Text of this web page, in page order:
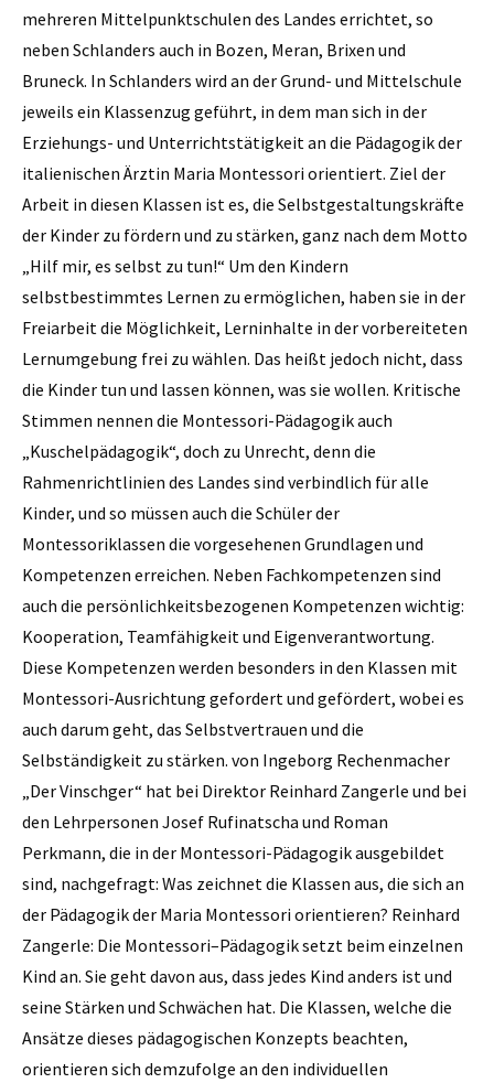
mehreren Mittelpunktschulen des Landes errichtet, so
neben Schlanders auch in Bozen, Meran, Brixen und
Bruneck. In Schlanders wird an der Grund- und Mittelschule
jeweils ein Klassenzug geführt, in dem man sich in der
Erziehungs- und Unterrichtstätigkeit an die Pädagogik der
italienischen Ärztin Maria Montessori orientiert. Ziel der
Arbeit in diesen ­Klassen ist es, die Selbstgestaltungskräfte
der Kinder zu fördern und zu stärken, ganz nach dem Motto
„Hilf mir, es selbst zu tun!“ Um den Kindern
selbstbestimmtes Lernen zu ermöglichen, haben sie in der
Freiarbeit die Möglichkeit, Lerninhalte in der vorbereiteten
Lernumgebung frei zu wählen. Das heißt jedoch nicht, dass
die Kinder tun und lassen können, was sie wollen. Kritische
Stimmen nennen die Montessori-Pädagogik auch
„Kuschelpädagogik“, doch zu Unrecht, denn die
Rahmenrichtlinien des Landes sind verbindlich für alle
Kinder, und so müssen auch die Schüler der
Montessoriklassen die vorgesehenen Grundlagen und
Kompetenzen erreichen. Neben Fachkompetenzen sind
auch die persönlichkeitsbezogenen Kompetenzen wichtig:
Kooperation, Teamfähigkeit und Eigenverantwortung.
Diese Kompetenzen werden besonders in den Klassen mit
Montessori-Ausrichtung gefordert und gefördert, wobei es
auch darum geht, das Selbstvertrauen und die
Selbständigkeit zu stärken. von Ingeborg Rechenmacher
„Der Vinschger“ hat bei Direktor Reinhard Zangerle und bei
den Lehrpersonen Josef Rufinatscha und Roman
Perkmann, die in der Montessori-Pädagogik ausgebildet
sind, nachgefragt: Was zeichnet die Klassen aus, die sich an
der Pädagogik der Maria Montessori ­orientieren? Reinhard
Zangerle: Die Montessori–Pädagogik setzt beim einzelnen
Kind an. Sie geht davon aus, dass jedes Kind anders ist und
seine Stärken und Schwächen hat. Die Klassen, welche die
Ansätze dieses pädagogischen Konzepts beachten,
orientieren sich demzufolge an den individuellen